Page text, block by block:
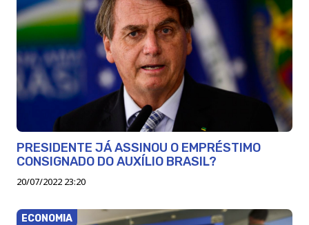
PRESIDENTE JÁ ASSINOU O EMPRÉSTIMO
CONSIGNADO DO AUXÍLIO BRASIL?
20/07/2022 23:20
ECONOMIA